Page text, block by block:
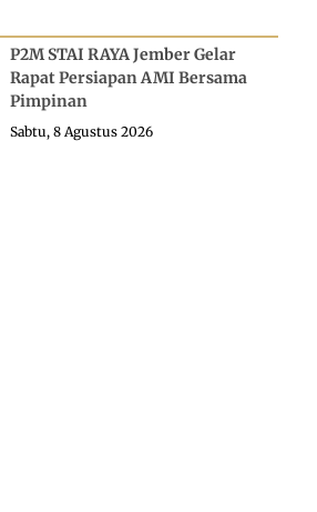
P2M STAI RAYA Jember Gelar
Rapat Persiapan AMI Bersama
Pimpinan
Sabtu, 8 Agustus 2026